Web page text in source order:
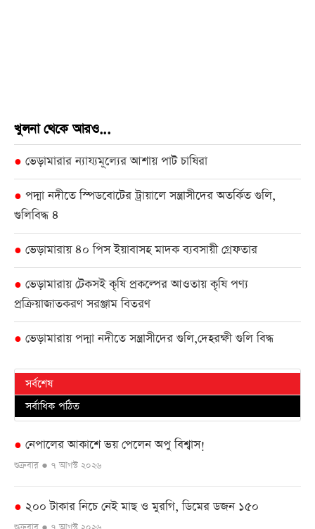
খুলনা থেকে আরও...
● ভেড়ামারার ন্যায্যমূল্যের আশায় পাট চাষিরা
● পদ্মা নদীতে স্পিডবোটের ট্রায়ালে সন্ত্রাসীদের অতর্কিত গুলি,
গুলিবিদ্ধ ৪
● ভেড়ামারায় ৪০ পিস ইয়াবাসহ মাদক ব্যবসায়ী গ্রেফতার
● ভেড়ামারায় টেকসই কৃষি প্রকল্পের আওতায় কৃষি পণ্য
প্রক্রিয়াজাতকরণ সরঞ্জাম বিতরণ
● ভেড়ামারায় পদ্মা নদীতে সন্ত্রাসীদের গুলি,দেহরক্ষী গুলি বিদ্ধ
সর্বশেষ
সর্বাধিক পঠিত
● নেপালের আকাশে ভয় পেলেন অপু বিশ্বাস!
শুক্রবার ● ৭ আগস্ট ২০২৬
● ২০০ টাকার নিচে নেই মাছ ও মুরগি, ডিমের ডজন ১৫০